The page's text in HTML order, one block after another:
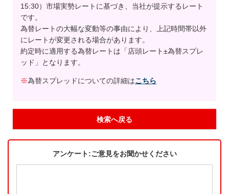
15:30）市場実勢レートに基づき、当社が提示するレート
です。
為替レートの大幅な変動等の事由により、上記時間帯以外
にレートが変更される場合があります。
約定時に適用する為替レートは「店頭レート±為替スプレ
ッド」となります。
※為替スプレッドについての詳細はこちら
検索へ戻る
アンケート:ご意見をお聞かせください